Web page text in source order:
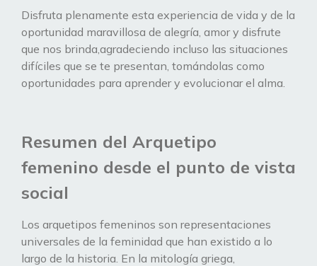
Disfruta plenamente esta experiencia de vida y de la
oportunidad maravillosa de alegría, amor y disfrute
que nos brinda,agradeciendo incluso las situaciones
difíciles que se te presentan, tomándolas como
oportunidades para aprender y evolucionar el alma.
Resumen del Arquetipo
femenino desde el punto de vista
social
Los arquetipos femeninos son representaciones
universales de la feminidad que han existido a lo
largo de la historia. En la mitología griega,